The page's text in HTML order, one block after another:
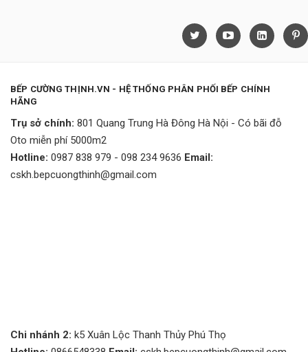
BẾP CƯỜNG THỊNH.VN - HỆ THỐNG PHÂN PHỐI BẾP CHÍNH
HÃNG
Trụ sở chính: 801 Quang Trung Hà Đông Hà Nội - Có bãi đỗ
Oto miễn phí 5000m2
Hotline: 0987 838 979 - 098 234 9636 Email:
cskh.bepcuongthinh@gmail.com
Chi nhánh 2: k5 Xuân Lộc Thanh Thủy Phú Thọ